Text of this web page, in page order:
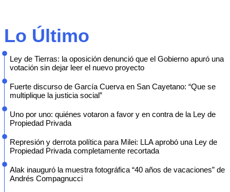
Lo Último
Ley de Tierras: la oposición denunció que el Gobierno apuró una
votación sin dejar leer el nuevo proyecto
Fuerte discurso de García Cuerva en San Cayetano: “Que se
multiplique la justicia social”
Uno por uno: quiénes votaron a favor y en contra de la Ley de
Propiedad Privada
Represión y derrota política para Milei: LLA aprobó una Ley de
Propiedad Privada completamente recortada
Alak inauguró la muestra fotográfica “40 años de vacaciones” de
Andrés Compagnucci